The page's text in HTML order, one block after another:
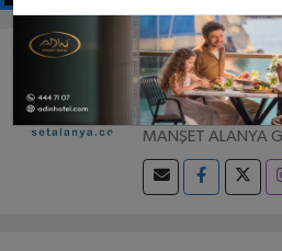
GAZETECI
Hüseyin Kalaycı
HALKIN GÖZÜ
MANŞET ALANYA